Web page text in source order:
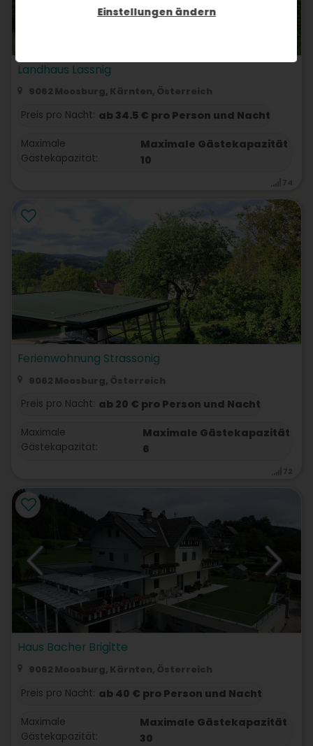
Landhaus Lassnig
9062 Moosburg, Kärnten, Österreich
Preis pro Nacht: ab 34.5 € pro Person und Nacht
Maximale
Gästekapazität:
Maximale Gästekapazität
10
Ferienwohnung Strassonig
9062 Moosburg, Österreich
Preis pro Nacht: ab 20 € pro Person und Nacht
Maximale
Gästekapazität:
Maximale Gästekapazität
6
Haus Bacher Brigitte
9062 Moosburg, Kärnten, Österreich
Preis pro Nacht: ab 40 € pro Person und Nacht
Maximale
Gästekapazität:
Maximale Gästekapazität
30
Einstellungen ändern